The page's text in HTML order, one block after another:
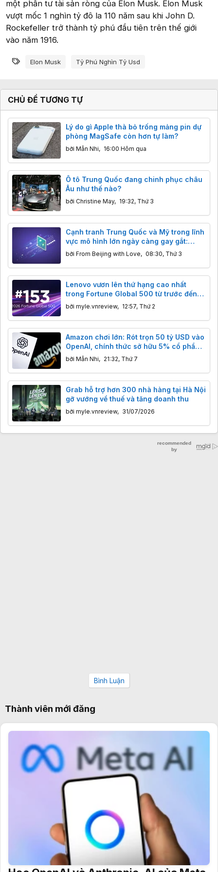
một phần tư tài sản ròng của Elon Musk. Elon Musk
vượt mốc 1 nghìn tỷ đô la 110 năm sau khi John D.
Rockefeller trở thành tỷ phú đầu tiên trên thế giới
vào năm 1916.
Từ khóa
Elon Musk Tỷ Phú Nghìn Tỷ Usd
CHỦ ĐỀ TƯƠNG TỰ
Lý do gì Apple thà bỏ trống mảng pin dự
phòng MagSafe còn hơn tự làm?
bởi Mẫn Nhi, 16:00 Hôm qua
Ô tô Trung Quốc đang chinh phục châu
Âu như thế nào?
bởi Christine May, 19:32, Thứ 3
Cạnh tranh Trung Quốc và Mỹ trong lĩnh
vực mô hình lớn ngày càng gay gắt:
Hàng Mỹ giảm giá mạnh để cạnh tranh
với Kimi và DeepSeek
bởi From Beijing with Love, 08:30, Thứ 3
Lenovo vươn lên thứ hạng cao nhất
trong Fortune Global 500 từ trước đến
nay
bởi myle.vnreview, 12:57, Thứ 2
Amazon chơi lớn: Rót trọn 50 tỷ USD vào
OpenAI, chính thức sở hữu 5% cổ phần
trước thềm IPO
bởi Mẫn Nhi, 21:32, Thứ 7
Grab hỗ trợ hơn 300 nhà hàng tại Hà Nội
gỡ vướng về thuế và tăng doanh thu
bởi myle.vnreview, 31/07/2026
Bình Luận
Thành viên mới đăng